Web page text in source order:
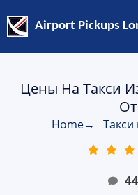
Airport Pickups
Цены На Такси
Home→ Такси